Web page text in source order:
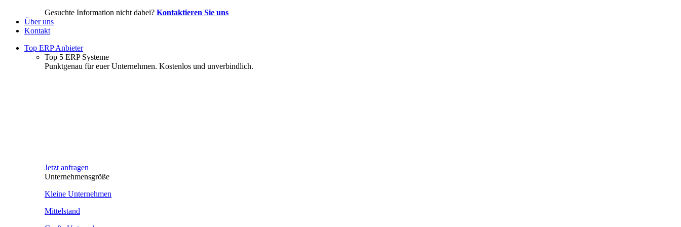
Gesuchte Information nicht dabei? Kontaktieren Sie uns
Über uns
Kontakt
Top ERP Anbieter
Top 5 ERP Systeme
Punktgenau für euer Unternehmen. Kostenlos und unverbindlich.
Jetzt anfragen
Unternehmensgröße
Kleine Unternehmen
Mittelstand